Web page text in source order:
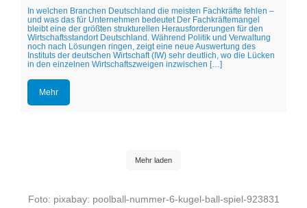
In welchen Branchen Deutschland die meisten Fachkräfte fehlen –
und was das für Unternehmen bedeutet Der Fachkräftemangel
bleibt eine der größten strukturellen Herausforderungen für den
Wirtschaftsstandort Deutschland. Während Politik und Verwaltung
noch nach Lösungen ringen, zeigt eine neue Auswertung des
Instituts der deutschen Wirtschaft (IW) sehr deutlich, wo die Lücken
in den einzelnen Wirtschaftszweigen inzwischen […]
Mehr
Mehr laden
Foto: pixabay: poolball-nummer-6-kugel-ball-spiel-923831